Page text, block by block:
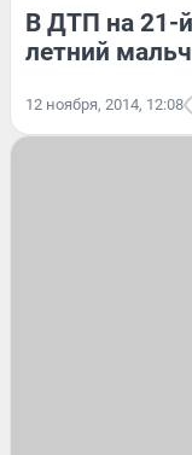
В ДТП на 21-
летний
12 ноября, 2014, 12:08